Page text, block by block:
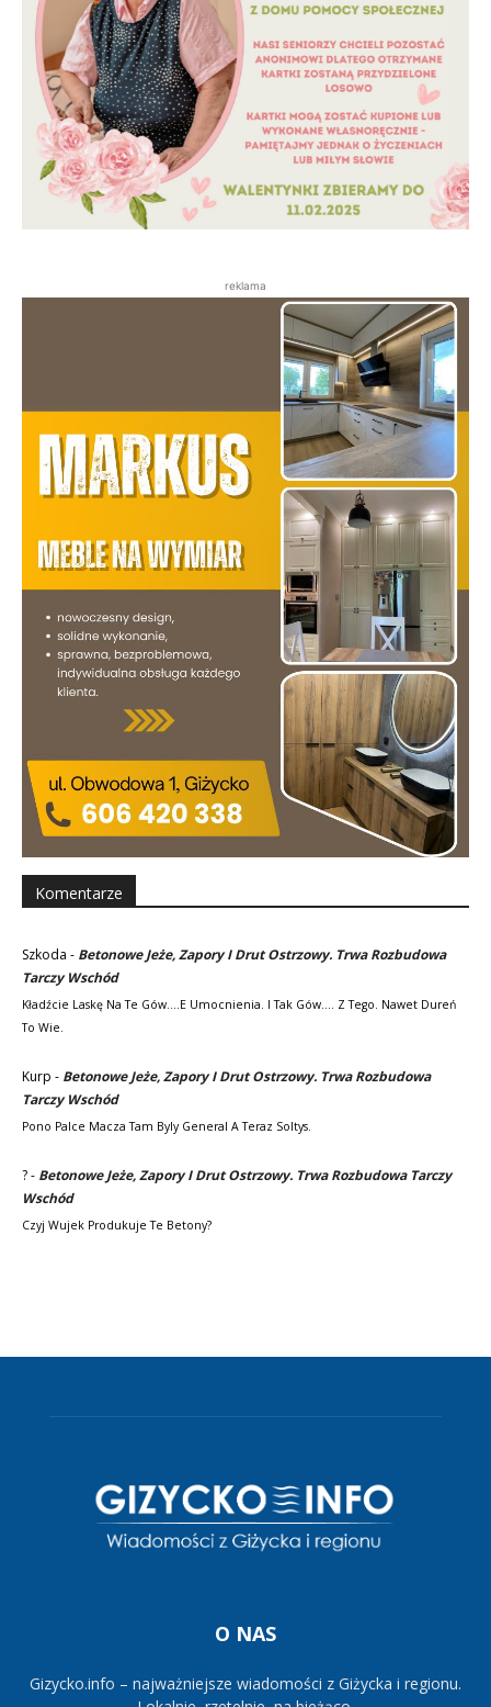
reklama
Komentarze
Szkoda - Betonowe Jeże, Zapory I Drut Ostrzowy. Trwa Rozbudowa
Tarczy Wschód
Kładźcie Laskę Na Te Gów....e Umocnienia. I Tak Gów.... Z Tego. Nawet Dureń
To Wie.
Kurp - Betonowe Jeże, Zapory I Drut Ostrzowy. Trwa Rozbudowa
Tarczy Wschód
Pono Palce Macza Tam Byly General A Teraz Soltys.
?- Betonowe Jeże, Zapory I Drut Ostrzowy. Trwa Rozbudowa Tarczy
Wschód
Czyj Wujek Produkuje Te Betony?
O NAS
Gizycko.info – najważniejsze wiadomości z Giżycka i regionu.